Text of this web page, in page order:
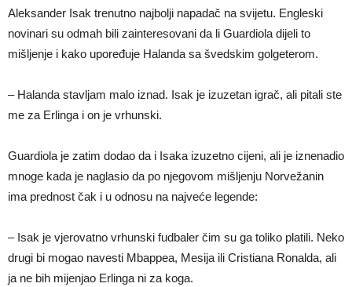
Aleksander Isak trenutno najbolji napadač na svijetu. Engleski
novinari su odmah bili zainteresovani da li Guardiola dijeli to
mišljenje i kako upoređuje Halanda sa švedskim golgeterom.
– Halanda stavljam malo iznad. Isak je izuzetan igrač, ali pitali ste
me za Erlinga i on je vrhunski.
Guardiola je zatim dodao da i Isaka izuzetno cijeni, ali je iznenadio
mnoge kada je naglasio da po njegovom mišljenju Norvežanin
ima prednost čak i u odnosu na najveće legende:
– Isak je vjerovatno vrhunski fudbaler čim su ga toliko platili. Neko
drugi bi mogao navesti Mbappea, Mesija ili Cristiana Ronalda, ali
ja ne bih mijenjao Erlinga ni za koga.